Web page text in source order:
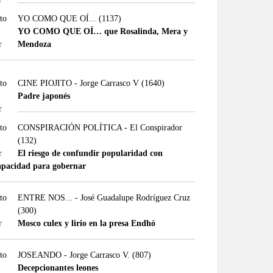
YO COMO QUE OÍ... (1137)
YO COMO QUE OÍ… que Rosalinda, Mera y
Mendoza
CINE PIOJITO - Jorge Carrasco V (1640)
Padre japonés
CONSPIRACIÓN POLÍTICA - El Conspirador
(132)
El riesgo de confundir popularidad con
para gobernar
ENTRE NOS... - José Guadalupe Rodríguez Cruz
(300)
Mosco culex y lirio en la presa Endhó
JOSEANDO - Jorge Carrasco V. (807)
Decepcionantes leones